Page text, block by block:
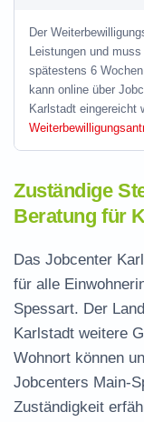
Der
Leistungen und
spätestens 6
kann online über
Karlstadt eingereicht
Zuständige
Beratung für
Das Jobcenter
für alle
Spessart. Der
Karlstadt weitere
Wohnort können
Jobcenters Main-
Zuständigkeit